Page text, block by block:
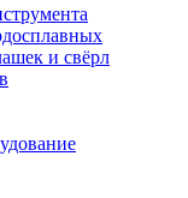
и свёрл